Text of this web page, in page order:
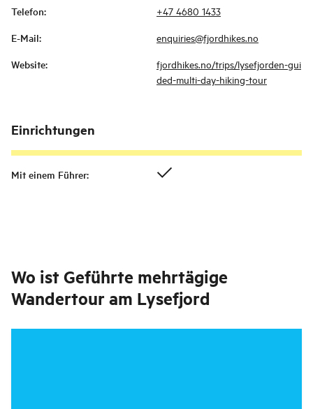
Telefon: +47 4680 1433
E-Mail: enquiries@fjordhikes.no
Website:
fjordhikes.no/trips/lysefjorden-gui
ded-multi-day-hiking-tour
Einrichtungen
Mit einem Führer:
Wo ist Geführte mehrtägige
Wandertour am Lysefjord